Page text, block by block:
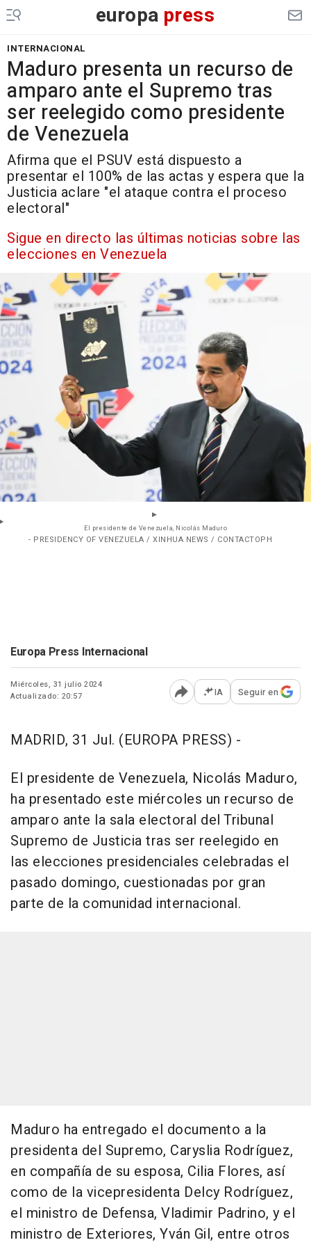
europa press
INTERNACIONAL
Maduro presenta un recurso de
amparo ante el Supremo tras
ser reelegido como presidente
de Venezuela
Afirma que el PSUV está dispuesto a
presentar el 100% de las actas y espera que la
Justicia aclare "el ataque contra el proceso
electoral"
Sigue en directo las últimas noticias sobre las
elecciones en Venezuela
El presidente de Venezuela, Nicolás Maduro
- PRESIDENCY OF VENEZUELA / XINHUA NEWS / CONTACTOPH
Europa Press Internacional
Miércoles, 31 julio 2024
Actualizado: 20:57
Abrir opciones para
IA Seguir en
MADRID, 31 Jul. (EUROPA PRESS) -
El presidente de Venezuela, Nicolás Maduro,
ha presentado este miércoles un recurso de
amparo ante la sala electoral del Tribunal
Supremo de Justicia tras ser reelegido en
las elecciones presidenciales celebradas el
pasado domingo, cuestionadas por gran
parte de la comunidad internacional.
Maduro ha entregado el documento a la
presidenta del Supremo, Caryslia Rodríguez,
en compañía de su esposa, Cilia Flores, así
como de la vicepresidenta Delcy Rodríguez,
el ministro de Defensa, Vladimir Padrino, y el
ministro de Exteriores, Yván Gil, entre otros